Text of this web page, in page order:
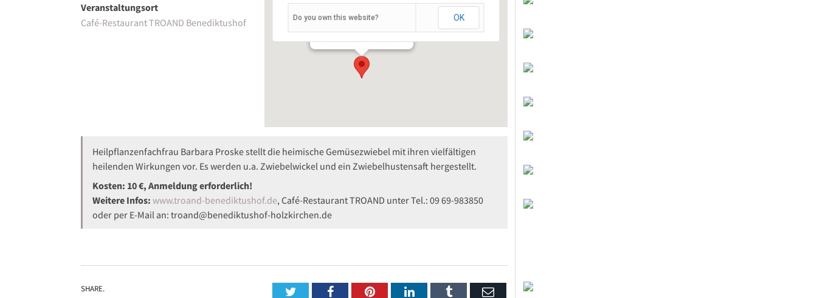
Veranstaltungen
Do you own this website? OK
Veranstaltungsort
Café-Restaurant TROAND Benediktushof
Heilpflanzenfachfrau Barbara Proske stellt die heimische Gemüsezwiebel mit ihren vielfältigen
heilenden Wirkungen vor. Es werden u.a. Zwiebelwickel und ein Zwiebelhustensaft hergestellt.
Kosten: 10 €, Anmeldung erforderlich!
Weitere Infos: www.troand-benediktushof.de, Café-Restaurant TROAND unter Tel.: 09 69-983850
oder per E-Mail an: troand@benediktushof-holzkirchen.de
SHARE. TwitterFacebookPinterestLinkedInTumblr Email